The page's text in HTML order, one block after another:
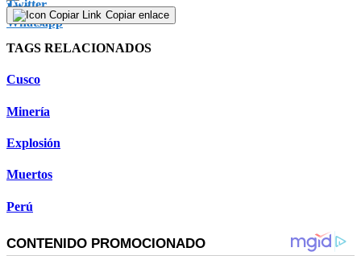
Copiar enlace
TAGS RELACIONADOS
Cusco
Minería
Explosión
Muertos
Perú